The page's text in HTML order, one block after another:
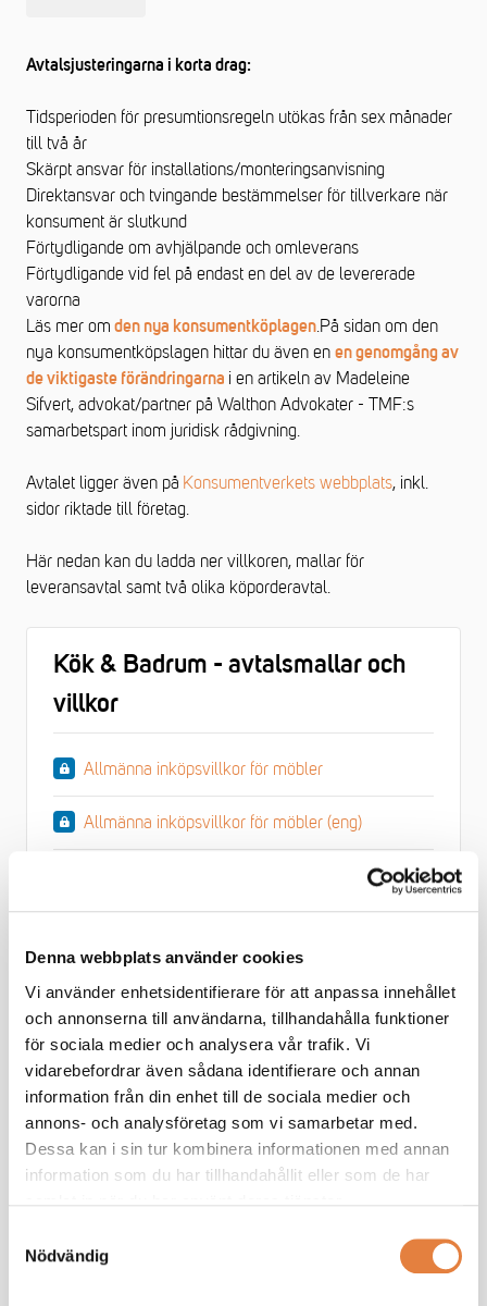
Denna webbplats använder cookies
Vi använder enhetsidentifierare för att anpassa innehållet
och annonserna till användarna, tillhandahålla funktioner
för sociala medier och analysera vår trafik. Vi
vidarebefordrar även sådana identifierare och annan
information från din enhet till de sociala medier och
annons- och analysföretag som vi samarbetar med.
Dessa kan i sin tur kombinera informationen med annan
information som du har tillhandahållit eller som de har
Nödvändig
Avtalsjusteringarna i korta drag:
Tidsperioden för presumtionsregeln utökas från sex månader
till två år
Skärpt ansvar för installations/monteringsanvisning
Direktansvar och tvingande bestämmelser för tillverkare när
konsument är slutkund
Förtydligande om avhjälpande och omleverans
Förtydligande vid fel på endast en del av de levererade
varorna
Läs mer om den nya konsumentköplagen.På sidan om den
nya konsumentköpslagen hittar du även en en genomgång av
de viktigaste förändringarna i en artikeln av Madeleine
Sifvert, advokat/partner på Walthon Advokater - TMF:s
samarbetspart inom juridisk rådgivning.
Avtalet ligger även på Konsumentverkets webbplats, inkl.
sidor riktade till företag.
Här nedan kan du ladda ner villkoren, mallar för
leveransavtal samt två olika köporderavtal.
Kök & Badrum - avtalsmallar och
villkor
Allmänna inköpsvillkor för möbler
Allmänna inköpsvillkor för möbler (eng)
Avtalsmall - leveransavtal
Avtalsmall - leveransavtal (eng)
Kundspecifik köporder 30-60-10 %
Kundspecifik köporder 30-60-10 % Word
Kundspecifik köporder 30-70 %